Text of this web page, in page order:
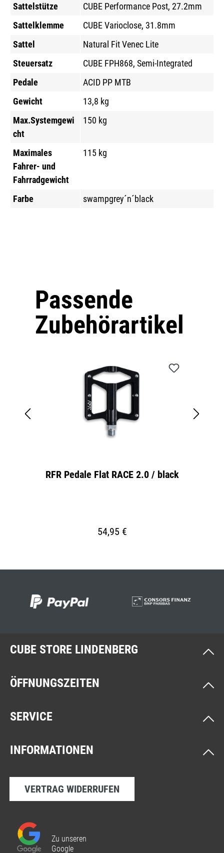
Sattelstütze
CUBE Performance Post, 27.2mm
Sattelklemme
CUBE Varioclose, 31.8mm
Sattel
Natural Fit Venec Lite
Steuersatz
CUBE FPH868, Semi-Integrated
Pedale
ACID PP MTB
Gewicht
13,8 kg
Max.Systemgewi
cht
150 kg
Maximales
Fahrer- und
Fahrradgewicht
115 kg
Farbe swampgrey´n´black
Produktgalerie überspringen
Passende
Zubehörartikel
RFR Pedale Flat RACE 2.0 / black
54,95 €
CUBE STORE LINDENBERG
ÖFFNUNGSZEITEN
SERVICE
INFORMATIONEN
VERTRAG WIDERRUFEN
Zu unseren
Google